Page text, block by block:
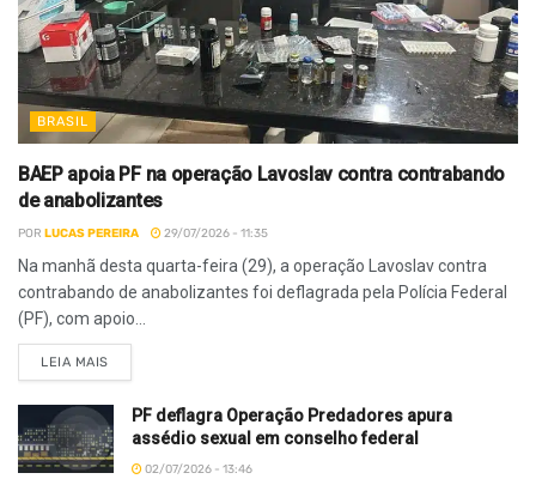
BRASIL
BAEP apoia PF na operação Lavoslav contra contrabando
de anabolizantes
POR LUCAS PEREIRA 29/07/2026 - 11:35
Na manhã desta quarta-feira (29), a operação Lavoslav contra
contrabando de anabolizantes foi deflagrada pela Polícia Federal
(PF), com apoio...
LEIA MAIS
PF deflagra Operação Predadores apura
assédio sexual em conselho federal
02/07/2026 - 13:46